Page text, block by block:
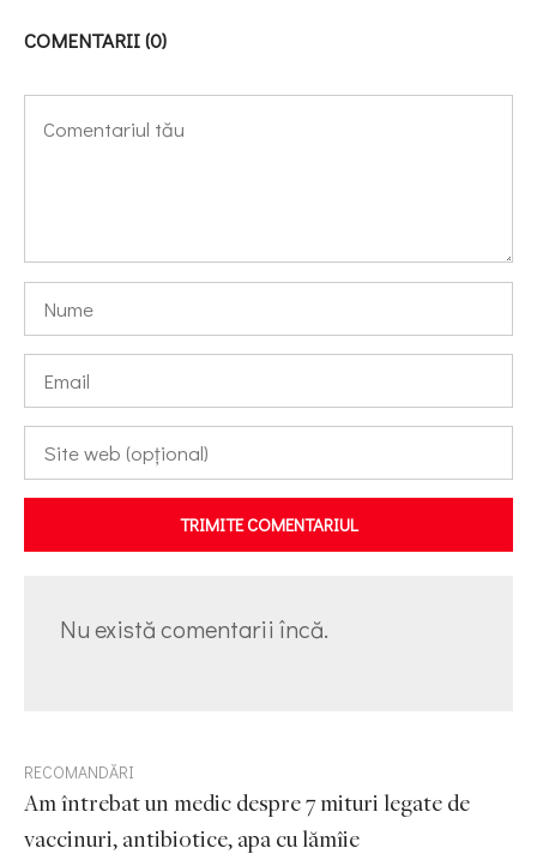
COMENTARII (0)
TRIMITE COMENTARIUL
Nu există comentarii încă.
RECOMANDĂRI
Am întrebat un medic despre 7 mituri legate de
vaccinuri, antibiotice, apa cu lămîie